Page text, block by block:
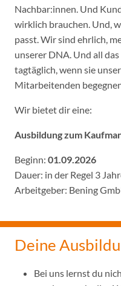
Nachbar:innen. Und
wirklich brauchen. Und,
passt. Wir sind ehrlich,
unserer DNA. Und all
tagtäglich, wenn sie
Mitarbeitenden
Wir bietet dir eine:
Ausbildung zum
Beginn: 01.09.2026
Dauer: in der Regel 3
Arbeitgeber: Bening
Deine
Bei uns lernst du